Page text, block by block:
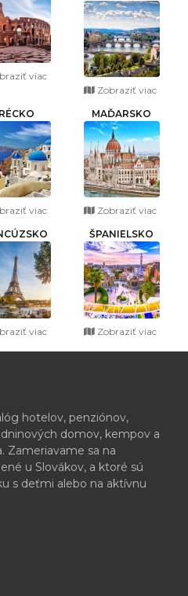
viac
Zobraziť viac
viac
MAĎARSKO
Zobraziť viac
viac
ŠPANIELSKO
Zobraziť viac
hotelov, penziónov,
domov, kempov a
Zameriavame sa na
u Slovákov, a ktoré sú
s deťmi alebo na aktívnu